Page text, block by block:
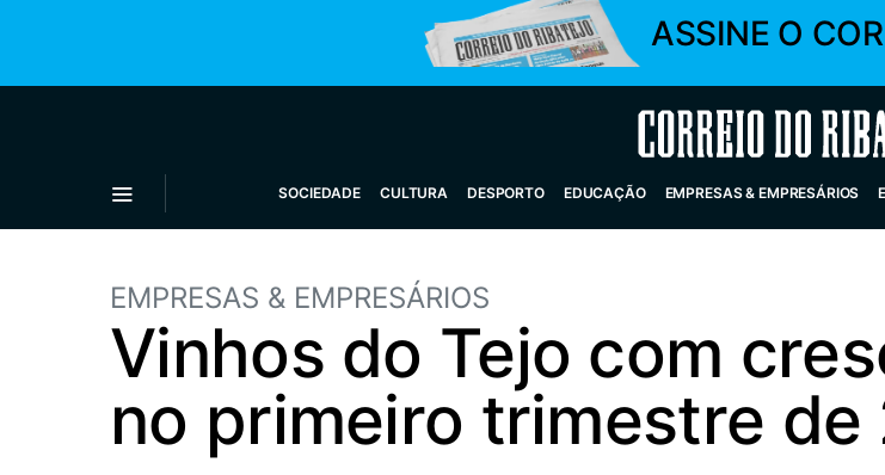
ASSINE O
Correio do Ribatejo
SOCIEDADE CULTURA DESPORTO EDUCAÇÃO EMPRESAS & EMPRESÁRIOS
EMPRESAS & EMPRESÁRIOS
Vinhos do Tejo com
no primeiro trimestre de